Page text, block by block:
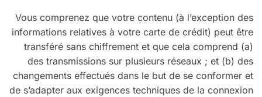
Vous comprenez que votre contenu (à l’exception des
informations relatives à votre carte de crédit) peut être
transféré sans chiffrement et que cela comprend (a)
des transmissions sur plusieurs réseaux ; et (b) des
changements effectués dans le but de se conformer et
de s’adapter aux exigences techniques de la connexion